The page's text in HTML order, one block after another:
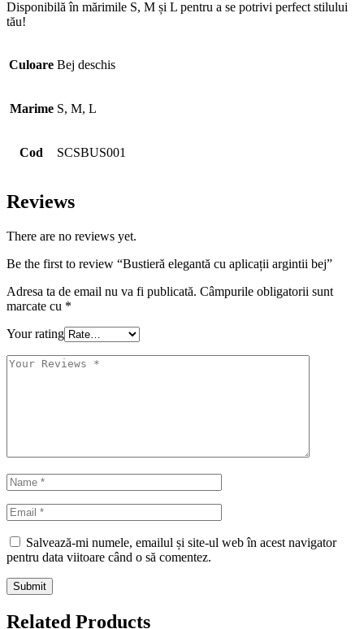
Disponibilă în mărimile S, M și L pentru a se potrivi perfect stilului
tău!
Culoare Bej deschis
Marime S, M, L
Cod SCSBUS001
Reviews
There are no reviews yet.
Be the first to review “Bustieră elegantă cu aplicații argintii bej”
Adresa ta de email nu va fi publicată. Câmpurile obligatorii sunt
marcate cu *
Your rating
Salvează-mi numele, emailul și site-ul web în acest navigator
pentru data viitoare când o să comentez.
Related Products